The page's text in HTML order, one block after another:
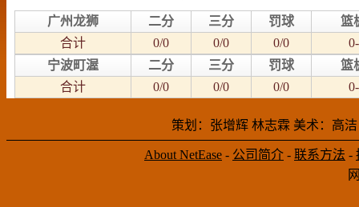
广州龙狮 二分 三分 罚球
篮
合计
0/0 0/0 0/0
宁波町渥
二分 三分 罚球
篮
合计
0/0 0/0 0/0
策划：张增辉 林志霖 美术：高
About NetEase - 公司简介 - 联系方法 -